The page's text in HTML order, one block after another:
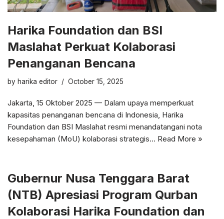
Harika Foundation dan BSI
Maslahat Perkuat Kolaborasi
Penanganan Bencana
by harika editor October 15, 2025
Jakarta, 15 Oktober 2025 — Dalam upaya memperkuat
kapasitas penanganan bencana di Indonesia, Harika
Foundation dan BSI Maslahat resmi menandatangani nota
kesepahaman (MoU) kolaborasi strategis… Read More »
Gubernur Nusa Tenggara Barat
(NTB) Apresiasi Program Qurban
Kolaborasi Harika Foundation dan